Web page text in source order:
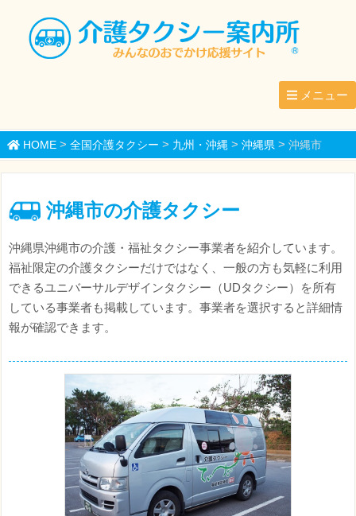
メニュー
HOME> 全国介護タクシー > 九州・沖縄> 沖縄県> 沖縄市
沖縄市の介護タクシー
沖縄県沖縄市の介護・福祉タクシー事業者を紹介しています。
福祉限定の介護タクシーだけではなく、一般の方も気軽に利用
できるユニバーサルデザインタクシー（UDタクシー）を所有
している事業者も掲載しています。事業者を選択すると詳細情
報が確認できます。